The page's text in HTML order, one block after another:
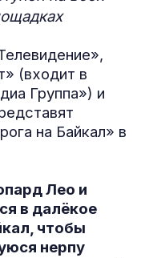
(входит в
Группа») и
на Байкал» в
Лео и
в далёкое
чтобы
нерпу